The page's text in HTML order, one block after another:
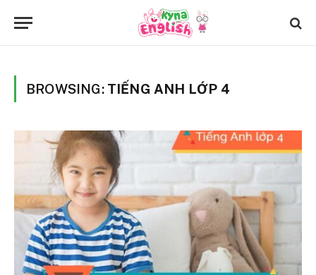
BROWSING: TIẾNG ANH LỚP 4